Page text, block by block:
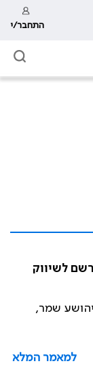
התחבר/י
לשיווק
יהושע שמר,
למאמר המלא